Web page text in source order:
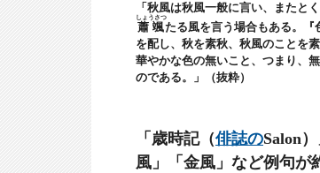
「秋風は秋風一般に言い、またと
蕭颯
しょうさつ
たる風を言う場合もある。『
を配し、秋を素秋、秋風のことを
華やかな色の無いこと、つまり、
のである。」
（抜粋）
「歳時記（俳誌のSalon
風」「金風」など例句が